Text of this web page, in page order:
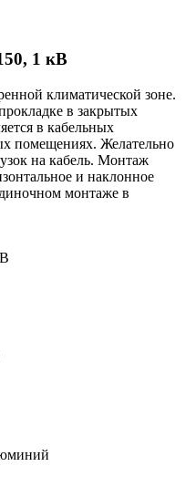
1 кВ
климатической зоне.
в закрытых
в кабельных
помещениях. Желательно
на кабель. Монтаж
и наклонное
монтаже в